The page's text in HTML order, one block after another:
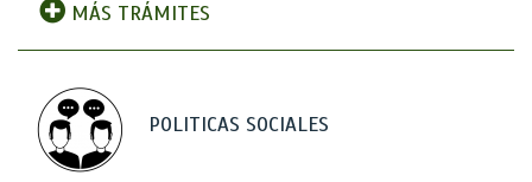
MÁS TRÁMITES
POLITICAS SOCIALES